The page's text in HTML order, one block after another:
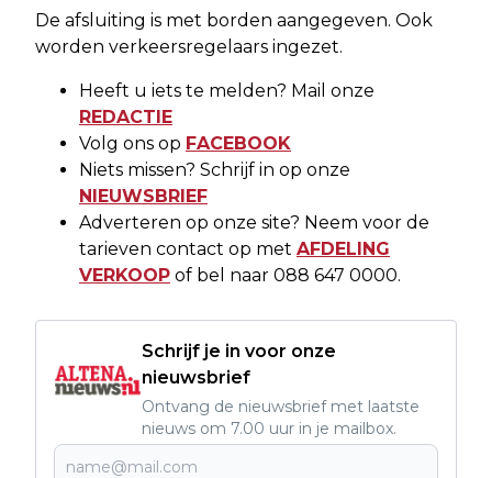
De afsluiting is met borden aangegeven. Ook
worden verkeersregelaars ingezet.
Heeft u iets te melden? Mail onze
REDACTIE
Volg ons op FACEBOOK
Niets missen? Schrijf in op onze
NIEUWSBRIEF
Adverteren op onze site? Neem voor de
tarieven contact op met AFDELING
VERKOOP of bel naar 088 647 0000.
Schrijf je in voor onze
nieuwsbrief
Ontvang de nieuwsbrief met laatste
nieuws om 7.00 uur in je mailbox.